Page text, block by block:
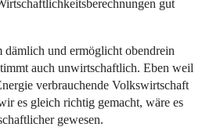
gut
dämlich und ermöglicht obendrein
auch unwirtschaftlich. Eben weil
verbrauchende Volkswirtschaft
es gleich richtig gemacht, wäre es
gewesen.